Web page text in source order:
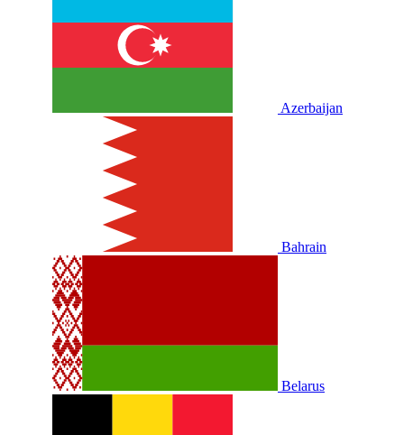
Azerbaijan
Bahrain
Belarus